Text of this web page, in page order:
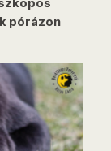
pórázon